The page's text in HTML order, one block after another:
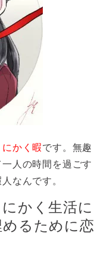
にかく暇です。無趣
人の時間を過ごす
なんです。
かく生活に
るために恋